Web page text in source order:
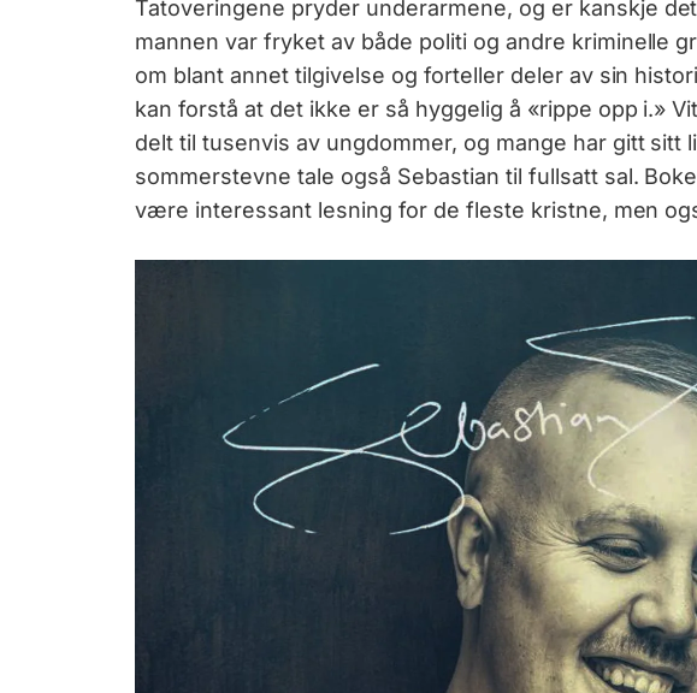
Tatoveringene pryder underarmene, og er kanskje
mannen var fryket av både politi og andre kriminelle
om blant annet tilgivelse og forteller deler av sin
kan forstå at det ikke er så hyggelig å «rippe opp i.»
delt til tusenvis av ungdommer, og mange har gitt sitt
sommerstevne tale også Sebastian til fullsatt sal.
være interessant lesning for de fleste kristne, men